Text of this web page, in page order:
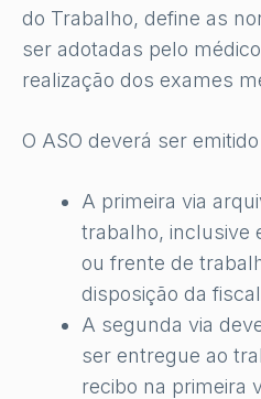
do Trabalho, define as
ser adotadas pelo
realização dos exames
O ASO deverá ser
A primeira via
trabalho, inclusive
ou frente de
disposição da
A segunda via
ser entregue ao
recibo na primeira